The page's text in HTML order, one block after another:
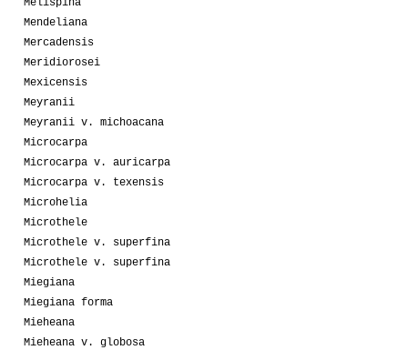
Melispina
Mendeliana
Mercadensis
Meridiorosei
Mexicensis
Meyranii
Meyranii v. michoacana
Microcarpa
Microcarpa v. auricarpa
Microcarpa v. texensis
Microhelia
Microthele
Microthele v. superfina
Microthele v. superfina
Miegiana
Miegiana forma
Mieheana
Mieheana v. globosa